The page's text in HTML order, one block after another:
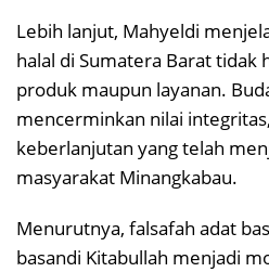
Lebih lanjut, Mahyeldi
halal di Sumatera Barat tidak
produk maupun layanan.
mencerminkan nilai
keberlanjutan yang telah
masyarakat Minangkabau.
Menurutnya, falsafah adat
basandi Kitabullah menjadi